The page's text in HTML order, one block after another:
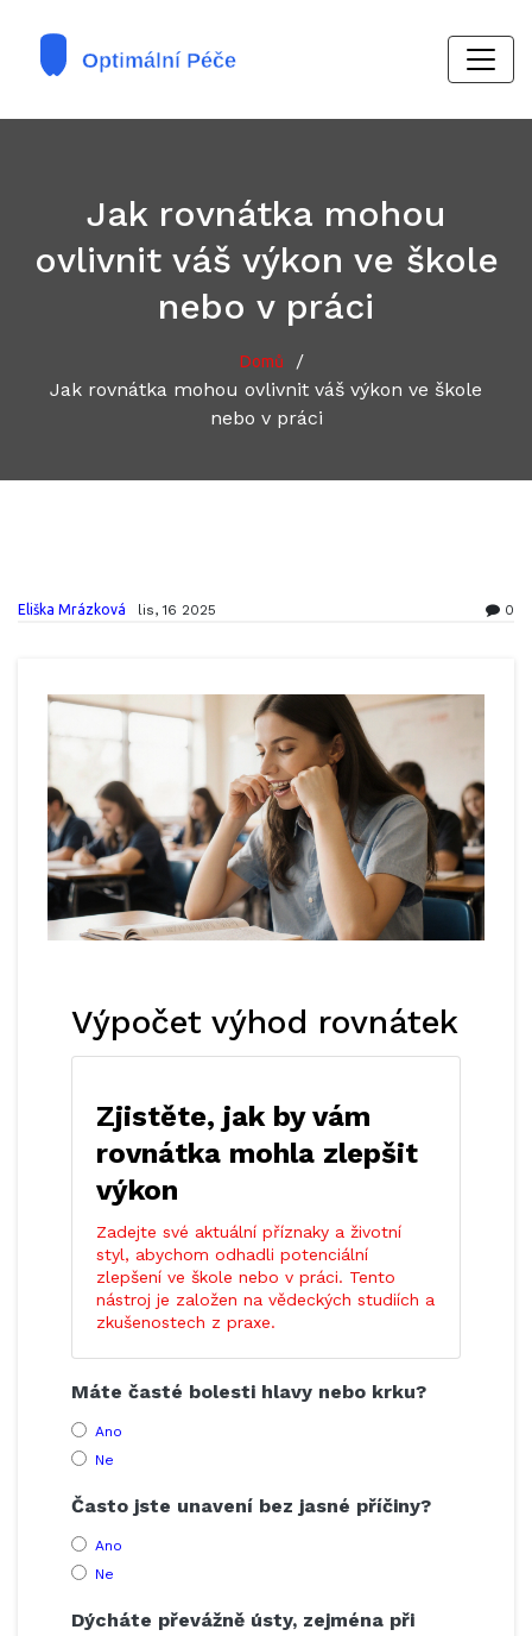
Jak rovnátka mohou
ovlivnit váš výkon ve škole
nebo v práci
Domů
/
Jak rovnátka mohou ovlivnit váš výkon ve škole
nebo v práci
Eliška Mrázková lis, 16 2025 0
Výpočet výhod rovnátek
Zjistěte, jak by vám
rovnátka mohla zlepšit
výkon
Zadejte své aktuální příznaky a životní
styl, abychom odhadli potenciální
zlepšení ve škole nebo v práci. Tento
nástroj je založen na vědeckých studiích a
zkušenostech z praxe.
Máte časté bolesti hlavy nebo krku?
Ano
Ne
Často jste unavení bez jasné příčiny?
Ano
Ne
Dýcháte převážně ústy, zejména při